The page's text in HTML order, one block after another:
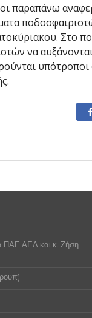
οι παραπάνω
Στο
να
ΠΑΕ ΑΕΛ και κ. Ζήση